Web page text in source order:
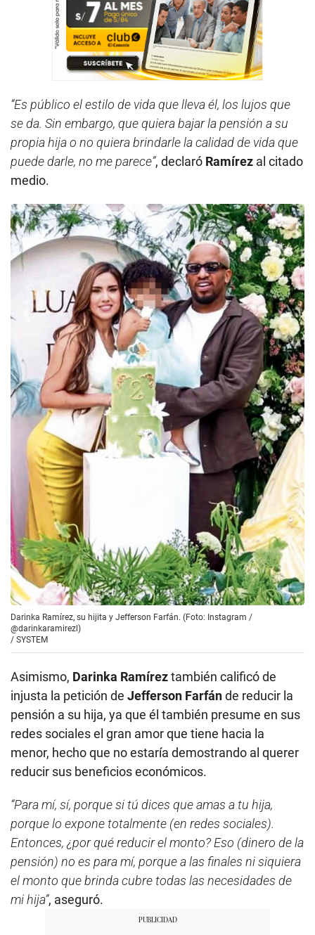
“Es público el estilo de vida que lleva él, los lujos que
se da. Sin embargo, que quiera bajar la pensión a su
propia hija o no quiera brindarle la calidad de vida que
puede darle, no me parece”, declaró Ramírez al citado
medio.
Darinka Ramírez, su hijita y Jefferson Farfán. (Foto: Instagram /
@darinkaramirezl)
/ SYSTEM
Asimismo, Darinka Ramíreztambién calificó de
injusta la petición de Jefferson Farfánde reducir la
pensión a su hija, ya que él también presume en sus
redes sociales el gran amor que tiene hacia la
menor, hecho que no estaría demostrando al querer
reducir sus beneficios económicos.
“Para mí, sí, porque si tú dices que amas a tu hija,
porque lo expone totalmente (en redes sociales).
Entonces, ¿por qué reducir el monto? Eso (dinero de la
pensión) no es para mí, porque a las finales ni siquiera
el monto que brinda cubre todas las necesidades de
mi hija”, aseguró.